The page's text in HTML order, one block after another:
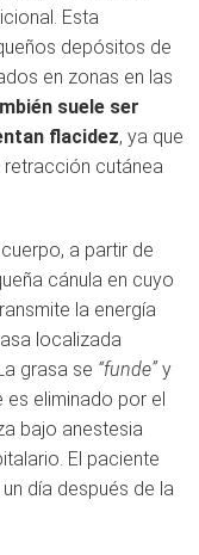
Esta
depósitos de
en zonas en las
suele ser
flacidez, ya que
retracción cutánea
a partir de
cánula en cuyo
la energía
localizada
grasa se “funde”y
eliminado por el
bajo anestesia
El paciente
día después de la